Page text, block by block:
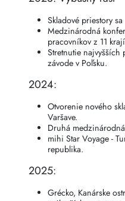
Skladové priestory
Medzinárodná
pracovníkov z 11
Stretnutie najvyšších
závode v Poľsku.
2024:
Otvorenie nového
Varšave.
Druhá
mihi Star Voyage -
republika.
2025:
Grécko, Kanárske